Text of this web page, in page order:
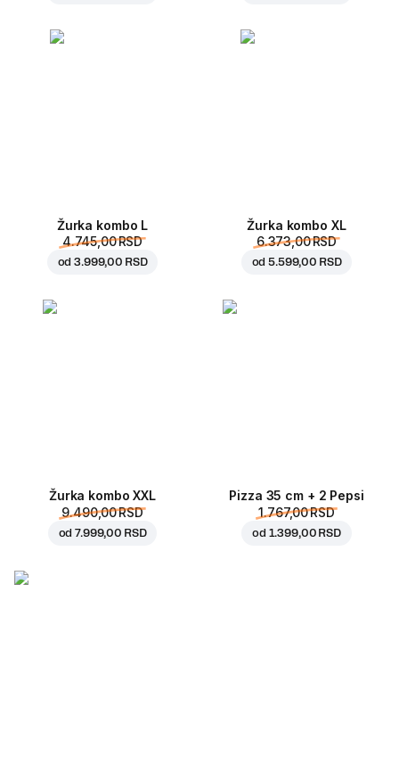
Žurka kombo L
4.745,00 RSD
od3.999,00 RSD
Žurka kombo XL
6.373,00 RSD
od5.599,00 RSD
Žurka kombo XXL
9.490,00 RSD
od7.999,00 RSD
Pizza 35 cm + 2 Pepsi
1.767,00 RSD
od 1.399,00 RSD